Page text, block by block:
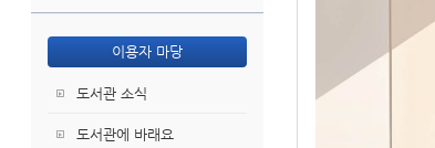
이용자 마당
도서관 소식
도서관에 바래요